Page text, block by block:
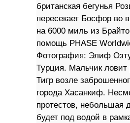
британская бегунья
пересекает Босфор во
на 6000 миль из
помощь PHASE
Фотография: Элиф
Турция. Мальчик ловит
Тигр возле
города Хасанкиф.
протестов, небольшая
будет под водой в